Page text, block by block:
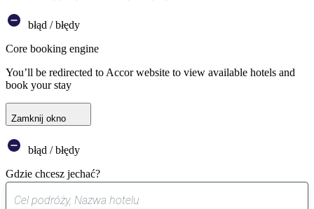
błąd / błędy
Core booking engine
You’ll be redirected to Accor website to view available hotels and
book your stay
Zamknij okno
błąd / błędy
Gdzie chcesz jechać?